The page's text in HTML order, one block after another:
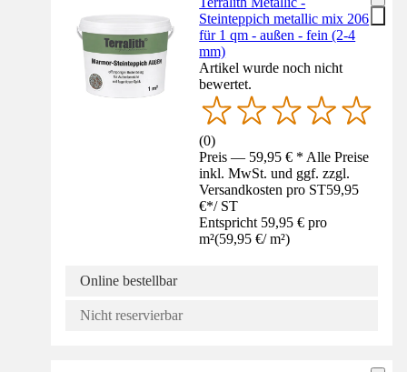
Steinteppich metallic mix 206
für 1 qm - außen - fein (2-4
mm)
Artikel wurde noch nicht
bewertet.
(0)
Preis — 59,95 € * Alle Preise
inkl. MwSt. und ggf. zzgl.
Versandkosten pro ST59,95
€*/ ST
Entspricht 59,95 € pro
m²(59,95 €/ m²)
Online bestellbar
Nicht reservierbar